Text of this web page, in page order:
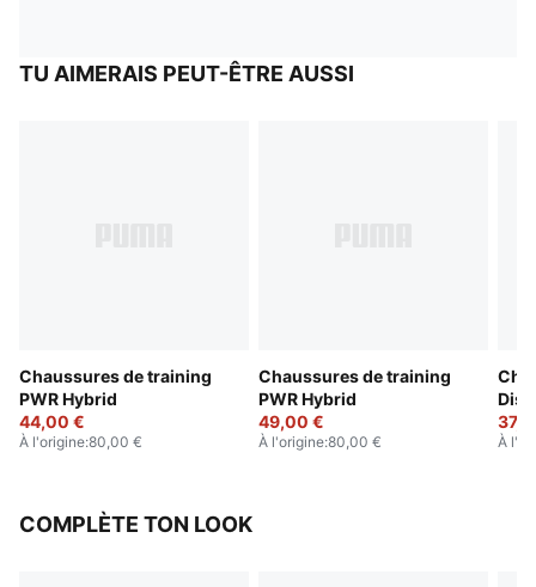
TU AIMERAIS PEUT-ÊTRE AUSSI
Chaussures de training
PWR Hybrid
44,00 €
À l'origine:80,00 €
Chaussures de training
PWR Hybrid
49,00 €
À l'origine:80,00 € À
COMPLÈTE TON LOOK